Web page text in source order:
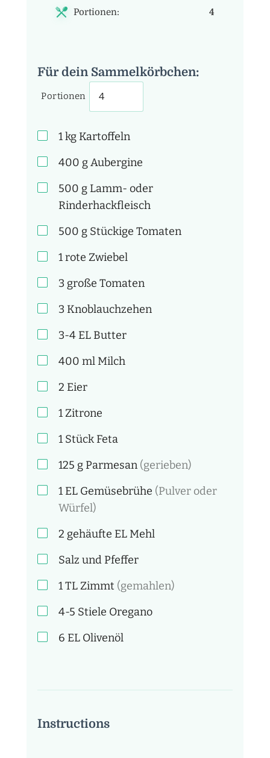
Portionen: 4
Für dein Sammelkörbchen:
Portionen
1kg Kartoffeln
400 gAubergine
500 g Lamm- oder
Rinderhackfleisch
500 g Stückige Tomaten
1rote Zwiebel
3 große Tomaten
3 Knoblauchzehen
3-4 EL Butter
400 ml Milch
2 Eier
1Zitrone
1 Stück Feta
125 g Parmesan (gerieben)
1 EL Gemüsebrühe (Pulver oder
Würfel)
2 gehäufte EL Mehl
Salz und Pfeffer
1 TLZimmt (gemahlen)
4-5 Stiele Oregano
6 EL Olivenöl
Instructions